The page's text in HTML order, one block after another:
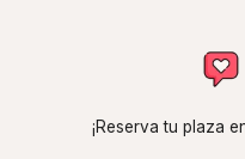
¡Reserva tu plaza